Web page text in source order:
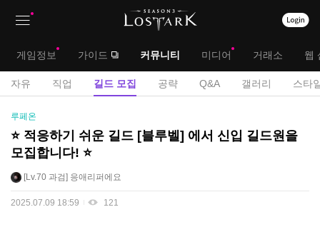
대
메
게임정보 가이드 커뮤니티 미디어 거래소 웹
서
메
자유 직업 길드 모집 공략 Q&A 갤러리 스타
길
드
모
게
판
루페온
⭐ 적응하기 쉬운 길드 [블루벨] 에서 신입 길드원을
모집합니다! ⭐
Lv.70 과검 응애리퍼에요
2025.07.09 18:59 121